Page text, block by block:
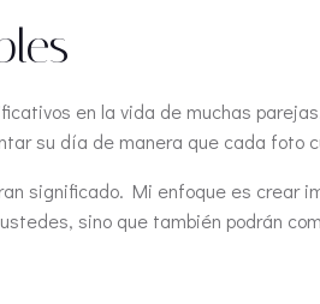
en la vida de muchas
su día de manera que cada foto
significado. Mi enfoque es crear
sino que también podrán